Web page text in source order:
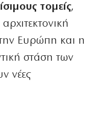
τομείς,
Ευρώπη και η
στάση των
νέες